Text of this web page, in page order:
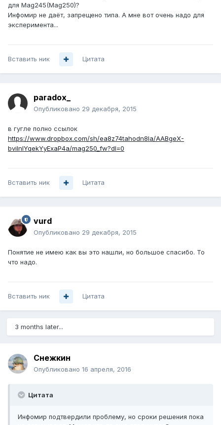
для Mag245(Mag250)?
Инфомир не даёт, запрещено типа. А мне вот очень надо для
эксперимента...
Вставить ник Цитата
paradox_
Опубликовано 29 декабря, 2015
в гугле полно ссылок
https://www.dropbox.com/sh/ea8z74tahodn8la/AABgeX-
bvilnIYqekYyExaP4a/mag250_fw?dl=0
Вставить ник Цитата
vurd
Опубликовано 29 декабря, 2015
Понятие не имею как вы это нашли, но большое спасибо. То
что надо.
Вставить ник Цитата
3 months later...
Снежкин
Опубликовано 16 апреля, 2016
Цитата
Инфомир подтвердили проблему, но сроки решения пока